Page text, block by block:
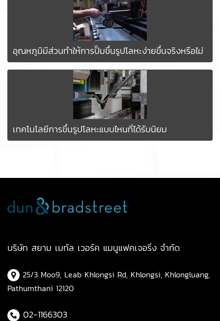
อุณหภูมิมีส่วนทำให้การปั๊มขึ้นรูปโลหะง่ายขึ้นจริงหรือไม่
เทคโนโลยีการขึ้นรูปโลหะแบบไหนที่ได้รับนิยม
บริษัท สยาม เมทัล เวอร์ค แมนูแฟคเจอริ่ง จำกัด
25/3 Moo9, Leab Khlongsi Rd, Khlongsi, Khlongluang,
Pathumthani 12120
02-1166303